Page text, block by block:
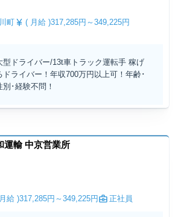
町 ( 月給 )317,285円～ 349,225円
型ドライバー/13t車トラック運転手 稼げ
ドライバー！年収700万円以上可！年齢･
別･経験不問！
運輸 中京営業所
給 )317,285円～ 349,225円 正社員